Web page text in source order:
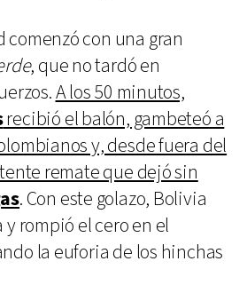
comenzó con una gran
, que no tardó en
A los 50 minutos,
recibió el balón, gambeteó a
y, desde fuera del
remate que dejó sin
. Con este golazo, Bolivia
rompió el cero en el
la euforia de los hinchas